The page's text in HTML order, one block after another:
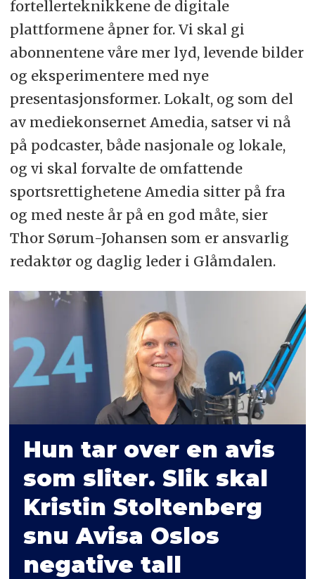
fortellerteknikkene de digitale
plattformene åpner for. Vi skal gi
abonnentene våre mer lyd, levende bilder
og eksperimentere med nye
presentasjonsformer. Lokalt, og som del
av mediekonsernet Amedia, satser vi nå
på podcaster, både nasjonale og lokale,
og vi skal forvalte de omfattende
sportsrettighetene Amedia sitter på fra
og med neste år på en god måte, sier
Thor Sørum-Johansen som er ansvarlig
redaktør og daglig leder i Glåmdalen.
Hun tar over en avis
som sliter. Slik skal
Kristin Stoltenberg
snu Avisa Oslos
negative tall